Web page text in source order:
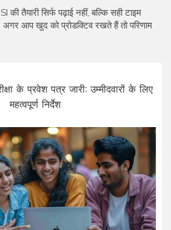
तैयारी सिर्फ पढ़ाई नहीं, बल्कि सही टाइम
आप खुद को प्रोडक्टिव रखते हैं तो परिणाम
के प्रवेश पत्र जारी: उम्मीदवारों के लिए
महत्वपूर्ण निर्देश